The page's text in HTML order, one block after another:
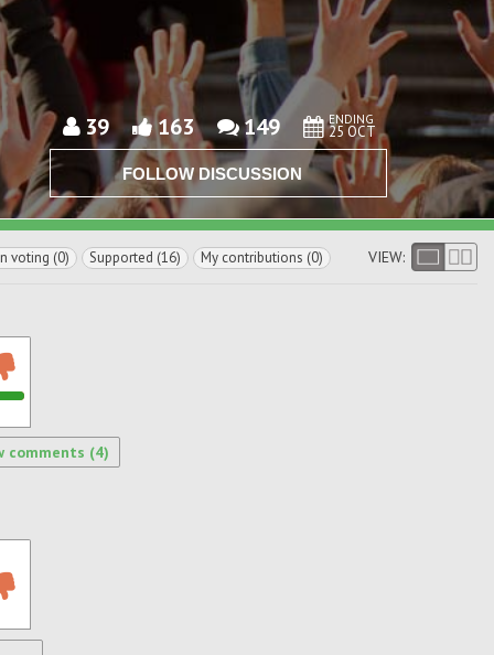
39 163 149 ENDING
25 OCT
FOLLOW DISCUSSION
voting (0) Supported (16) My contributions (0) VIEW:
comments (4)